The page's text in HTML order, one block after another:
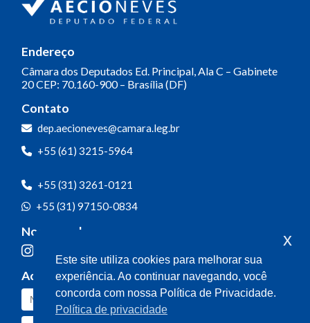
Endereço
Câmara dos Deputados Ed. Principal, Ala C – Gabinete
20CEP: 70.160-900 – Brasília (DF)
Contato
dep.aecioneves@camara.leg.br
+55 (61) 3215-5964
+55 (31) 3261-0121
+55 (31) 97150-0834
Nossas redes
Acompanhe o meu mandato
Este site utiliza cookies para melhorar sua
experiência. Ao continuar navegando, você
concorda com nossa Política de Privacidade.
Política de privacidade
x